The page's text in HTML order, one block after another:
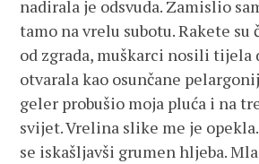
nadirala je odsvuda. Zamislio
tamo na vrelu subotu. Rakete
od zgrada, muškarci nosili tijela
otvarala kao osunčane
geler probušio moja pluća i na
svijet. Vrelina slike me je
se iskašljavši grumen hljeba.